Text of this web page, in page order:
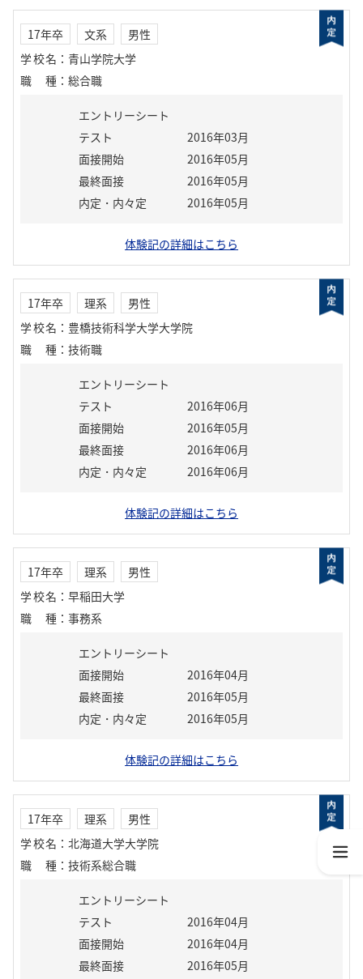
17年卒 文系
男性
学校名 ： 青山学院大学
職種 ： 総合職
エントリーシート
テスト
2016年03月
面接開始
2016年05月
最終面接
2016年05月
内定・内々定
2016年05月
体験記の詳細はこちら
17年卒 理系
男性
学校名 ： 豊橋技術科学大学大学院
職種 ： 技術職
エントリーシート
テスト
2016年06月
面接開始
2016年05月
最終面接
2016年06月
内定・内々定
2016年06月
体験記の詳細はこちら
17年卒 理系
男性
学校名 ： 早稲田大学
職種 ： 事務系
エントリーシート
面接開始
2016年04月
最終面接
2016年05月
内定・内々定
2016年05月
体験記の詳細はこちら
17年卒 理系
男性
学校名 ： 北海道大学大学院
職種 ： 技術系総合職
エントリーシート
テスト
2016年04月
面接開始
2016年04月
最終面接
2016年05月